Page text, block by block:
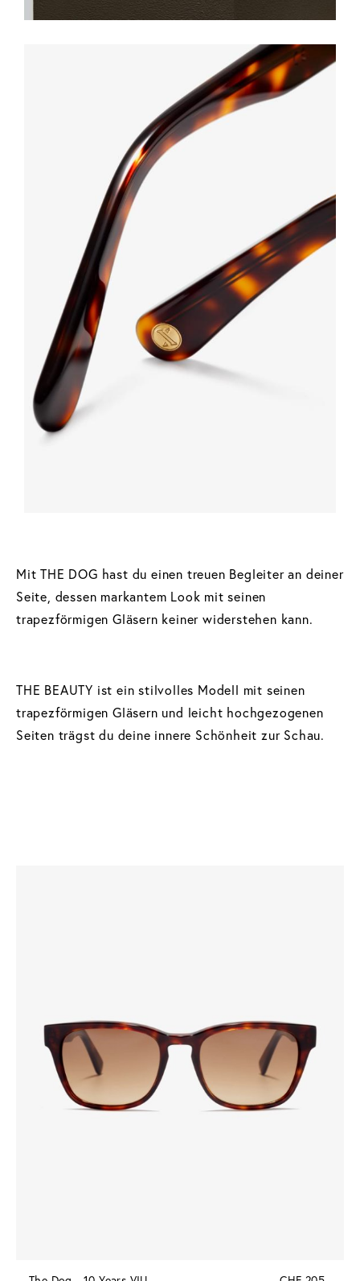
Mit THE DOG hast du einen treuen Begleiter an deiner
Seite, dessen markantem Look mit seinen
trapezförmigen Gläsern keiner widerstehen kann.
THE BEAUTY ist ein stilvolles Modell mit seinen
trapezförmigen Gläsern und leicht hochgezogenen
Seiten trägst du deine innere Schönheit zur Schau.